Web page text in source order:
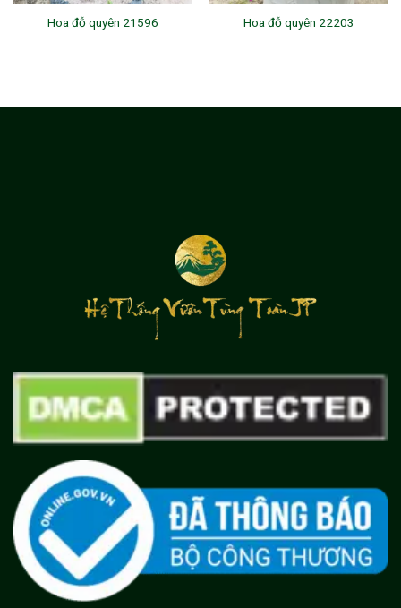
Hoa đỗ quyên 21596 Hoa đỗ quyên 22203